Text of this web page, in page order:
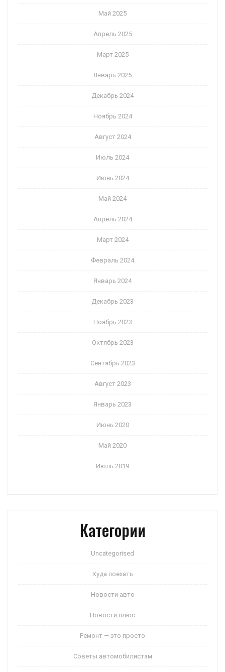
Май 2025
Апрель 2025
Март 2025
Январь 2025
Декабрь 2024
Ноябрь 2024
Август 2024
Июль 2024
Июнь 2024
Май 2024
Апрель 2024
Март 2024
Февраль 2024
Январь 2024
Декабрь 2023
Ноябрь 2023
Октябрь 2023
Сентябрь 2023
Август 2023
Январь 2023
Июнь 2020
Май 2020
Июль 2019
Категории
Uncategorised
Куда поехать
Новости авто
Новости плюс
Ремонт — это просто
Советы автомобилистам